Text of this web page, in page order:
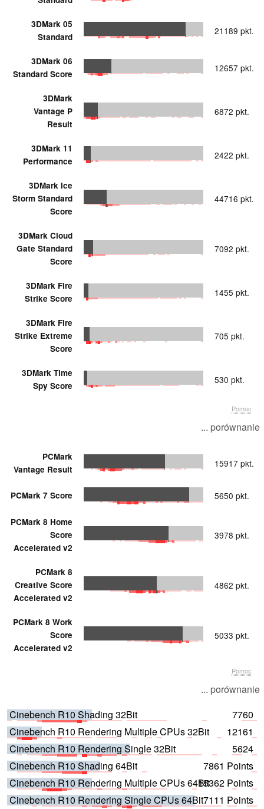
3DMark 05
Standard
21189 pkt.
3DMark 06
Standard Score
12657 pkt.
3DMark
Vantage P
Result
6872 pkt.
3DMark 11
Performance
2422 pkt.
3DMark Ice
Storm Standard
Score
44716 pkt.
3DMark Cloud
Gate Standard
Score
7092 pkt.
3DMark Fire
Strike Score
1455 pkt.
3DMark Fire
Strike Extreme
Score
705 pkt.
3DMark Time
Spy Score
530 pkt.
Pomoc
... porównanie
PCMark
Vantage Result
15917 pkt.
PCMark 7 Score 5650 pkt.
PCMark 8 Home
Score
Accelerated v2
3978 pkt.
PCMark 8
Creative Score
Accelerated v2
4862 pkt.
PCMark 8 Work
Score
Accelerated v2
5033 pkt.
Pomoc
... porównanie
Cinebench R10 Shading 32Bit
7760
Cinebench R10 Rendering Multiple CPUs 32Bit
12161
Cinebench R10 Rendering Single 32Bit
5624
Cinebench R10 Shading 64Bit
7861 Points
Cinebench R10 Rendering Multiple CPUs 64Bit15362 Points
Cinebench R10 Rendering Single CPUs 64Bit7111 Points